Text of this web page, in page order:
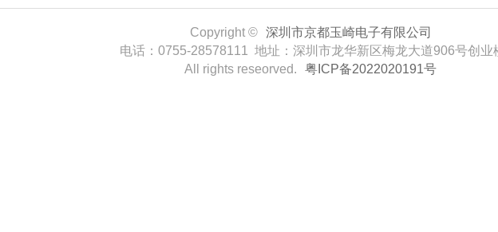
Copyright © 深圳市京都玉崎电子有限公司
电话：0755-28578111 地址：深圳市龙华新区梅龙大道906号创业
All rights reseorved.
粤ICP备2022020191号